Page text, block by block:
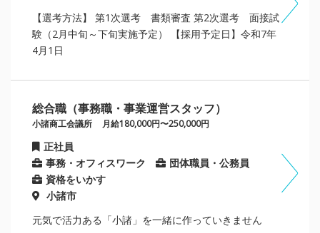
【選考方法】 第1次選考 書類審査 第2次選考 面接試
験（2月中旬～下旬実施予定） 【採用予定日】令和7年
4月1日
総合職（事務職・事業運営スタッフ）
小諸商工会議所 月給180,000円〜250,000円
正社員
事務・オフィスワーク
団体職員・公務員
資格をいかす
小諸市
元気で活力ある「小諸」を一緒に作っていきません